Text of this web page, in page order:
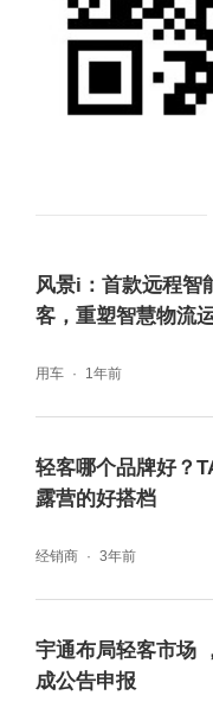
据了解，福特新
奖”的商用车型，
此外，最近上市
骨架设计，配合
带设计，更大容
风景i：首款远程智
客，重塑智慧物流
用车 1年前
轻客哪个品牌好？
露营的好搭档
经销商 3年前
宇通布局轻客市场
成公告申报